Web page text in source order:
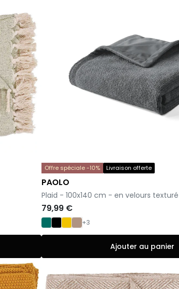
Offre spéciale -10% Livraison offerte
PAOLO
-
Plaid - 100x140 cm - en velours
79,99 €
+3
Ajouter au panier